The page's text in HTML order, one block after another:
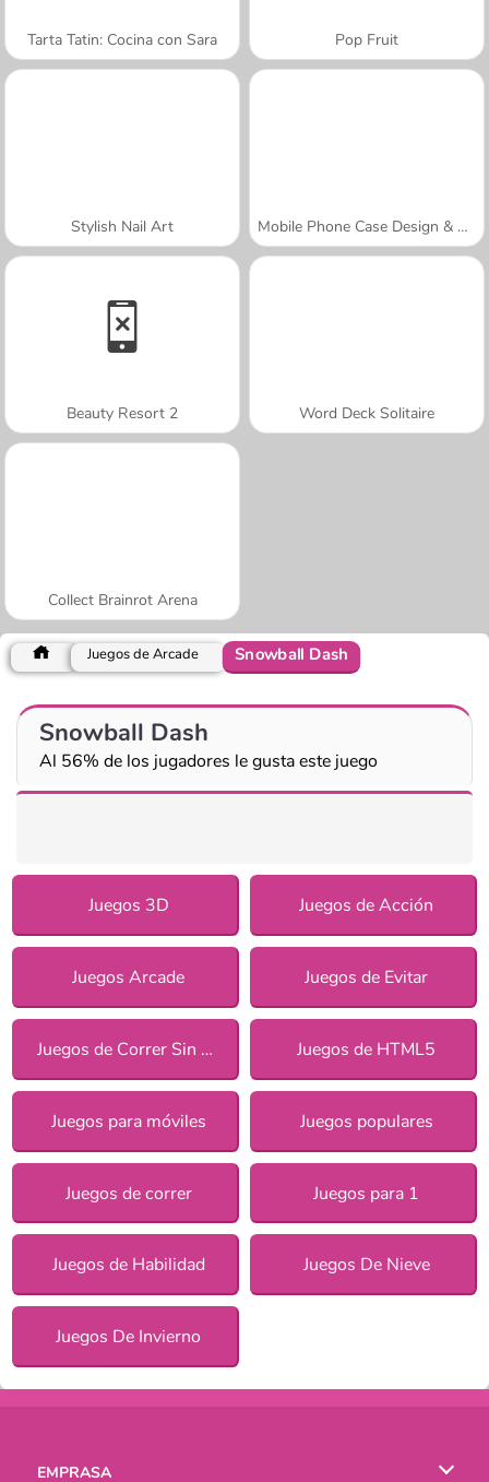
Tarta Tatin: Cocina con Sara Pop Fruit
Stylish Nail Art Mobile Phone Case Design & DIY
Beauty Resort 2 Word Deck Solitaire
Collect Brainrot Arena
Juegos de Arcade Snowball Dash
Snowball Dash
Al 56% de los jugadores le gusta este juego
Juegos 3D Juegos de Acción
Juegos Arcade Juegos de Evitar
Juegos de Correr Sin Fin Juegos de HTML5
Juegos para móviles Juegos populares
Juegos de correr Juegos para 1
Juegos de Habilidad Juegos De Nieve
Juegos De Invierno
EMPRASA